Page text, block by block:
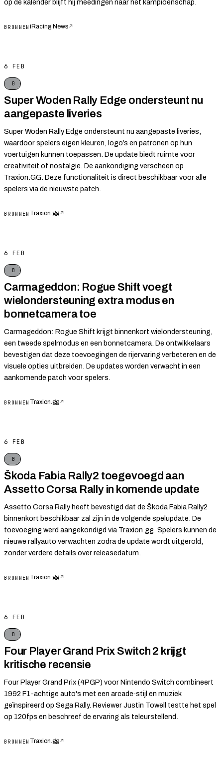
op de kalender blijft hij meedingen naar het kampioenschap.
BRONNEN iRacing News↗
6 FEB
B
Super Woden Rally Edge ondersteunt nu
aangepaste liveries
Super Woden Rally Edge ondersteunt nu aangepaste liveries,
waardoor spelers eigen kleuren, logo’s en patronen op hun
voertuigen kunnen toepassen. De update biedt ruimte voor
creativiteit of nostalgie. De aankondiging verscheen op
Traxion.GG. Deze functionaliteit is direct beschikbaar voor alle
spelers via de nieuwste patch.
BRONNEN Traxion.gg↗
6 FEB
B
Carmageddon: Rogue Shift voegt
wielondersteuning extra modus en
bonnetcamera toe
Carmageddon: Rogue Shift krijgt binnenkort wielondersteuning,
een tweede spelmodus en een bonnetcamera. De ontwikkelaars
bevestigen dat deze toevoegingen de rijervaring verbeteren en de
visuele opties uitbreiden. De updates worden verwacht in een
aankomende patch voor spelers.
BRONNEN Traxion.gg↗
6 FEB
B
Škoda Fabia Rally2 toegevoegd aan
Assetto Corsa Rally in komende update
Assetto Corsa Rally heeft bevestigd dat de Škoda Fabia Rally2
binnenkort beschikbaar zal zijn in de volgende spelupdate. De
toevoeging werd aangekondigd via Traxion.gg. Spelers kunnen de
nieuwe rallyauto verwachten zodra de update wordt uitgerold,
zonder verdere details over releasedatum.
BRONNEN Traxion.gg↗
6 FEB
B
Four Player Grand Prix Switch 2 krijgt
kritische recensie
Four Player Grand Prix (4PGP) voor Nintendo Switch combineert
1992 F1-achtige auto's met een arcade‑stijl en muziek
geïnspireerd op Sega Rally. Reviewer Justin Towell testte het spel
op 120fps en beschreef de ervaring als teleurstellend.
BRONNEN Traxion.gg↗